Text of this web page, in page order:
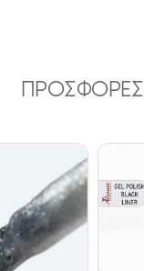
ΠΡΟΣΦΟΡΕΣ